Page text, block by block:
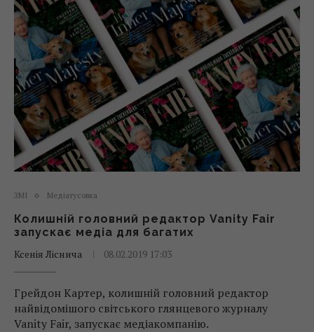
ЗМІ Медіатусовка
Колишній головний редактор Vanity Fair
запускає медіа для багатих
Ксенія Ліснича
08.02.2019 17:03
Грейдон Картер, колишній головний редактор
найвідомішого світського глянцевого журналу
Vanity Fair, запускає медіакомпанію.